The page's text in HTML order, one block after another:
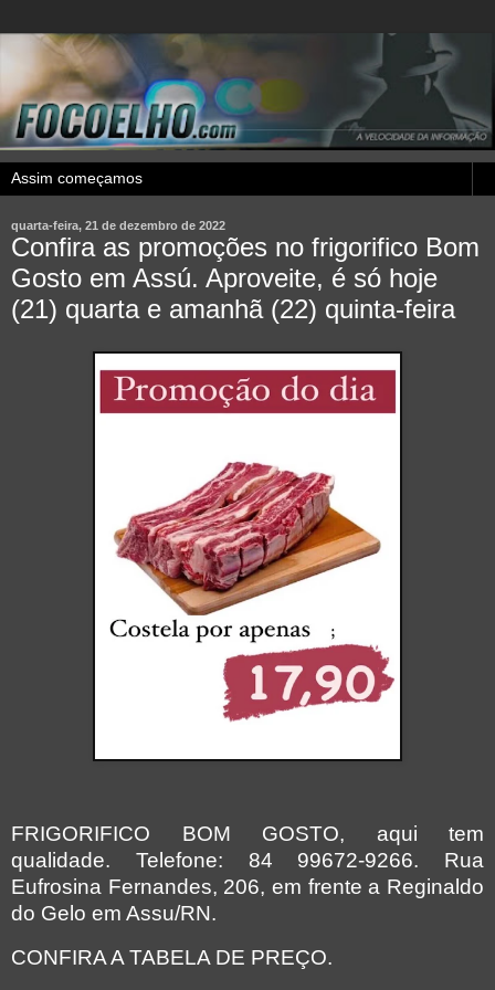
quarta-feira, 21 de dezembro de 2022
Confira as promoções no frigorifico Bom
Gosto em Assú. Aproveite, é só hoje
(21) quarta e amanhã (22) quinta-feira
FRIGORIFICO BOM GOSTO, aqui tem
qualidade. Telefone: 84 99672-9266. Rua
Eufrosina Fernandes, 206, em frente a Reginaldo
do Gelo em Assu/RN.
CONFIRA A TABELA DE PREÇO.